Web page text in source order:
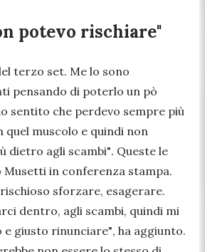
potevo rischiare"
terzo set. Me lo sono
pensando di poterlo un pò
sentito che perdevo sempre più
quel muscolo e quindi non
dietro agli scambi". Queste le
in conferenza stampa.
sforzare, esagerare.
dentro, agli scambi, quindi mi
e giusto rinunciare", ha aggiunto.